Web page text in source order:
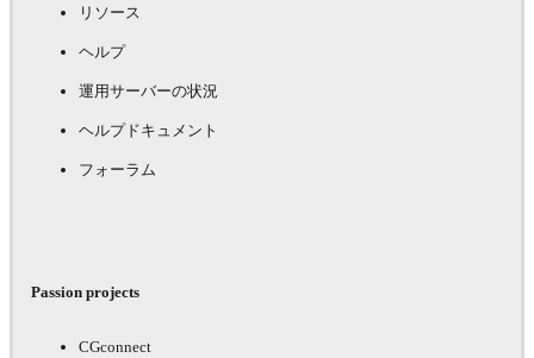
リソース
ヘルプ
運用サーバーの状況
ヘルプドキュメント
フォーラム
Passion projects
CGconnect